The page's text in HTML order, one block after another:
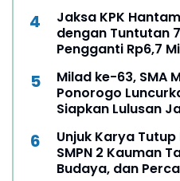
Jaksa KPK
dengan Tuntutan
Pengganti Rp6,7
Milad ke-63, SMA
Ponorogo
Siapkan Lulusan
Unjuk Karya Tutup
SMPN 2 Kauman
Budaya, dan